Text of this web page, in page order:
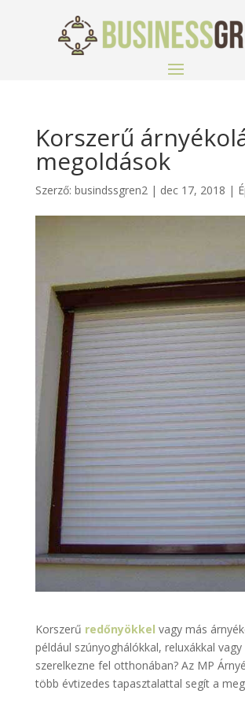
Korszerű
megoldások
Szerző: busindssgren2| dec 17, 2018 |
Korszerű redőnyökkel vagy más
például szúnyoghálókkal, reluxákkal
szerelkezne fel otthonában? Az MP
több évtizedes tapasztalattal segít a